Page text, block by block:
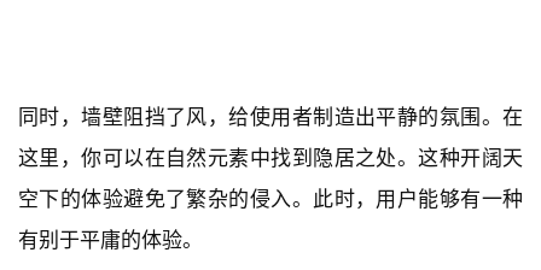
同时，墙壁阻挡了风，给使用者制造出平静的氛围。在
这里，你可以在自然元素中找到隐居之处。这种开阔天
空下的体验避免了繁杂的侵入。此时，用户能够有一种
有别于平庸的体验。